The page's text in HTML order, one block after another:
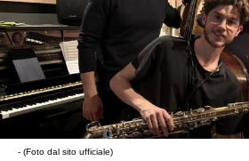
- (Foto dal sito ufficiale)